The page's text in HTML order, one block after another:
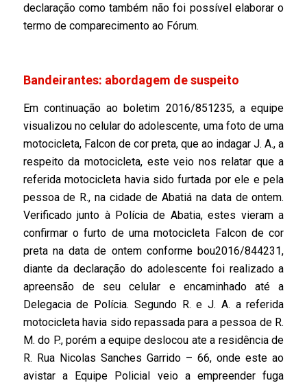
declaração como também não foi possível elaborar o
termo de comparecimento ao Fórum.
Bandeirantes: abordagem de suspeito
Em continuação ao boletim 2016/851235, a equipe
visualizou no celular do adolescente, uma foto de uma
motocicleta, Falcon de cor preta, que ao indagar J. A., a
respeito da motocicleta, este veio nos relatar que a
referida motocicleta havia sido furtada por ele e pela
pessoa de R., na cidade de Abatiá na data de ontem.
Verificado junto à Polícia de Abatia, estes vieram a
confirmar o furto de uma motocicleta Falcon de cor
preta na data de ontem conforme bou2016/844231,
diante da declaração do adolescente foi realizado a
apreensão de seu celular e encaminhado até a
Delegacia de Polícia. Segundo R. e J. A. a referida
motocicleta havia sido repassada para a pessoa de R.
M. do P., porém a equipe deslocou ate a residência de
R. Rua Nicolas Sanches Garrido – 66, onde este ao
avistar a Equipe Policial veio a empreender fuga